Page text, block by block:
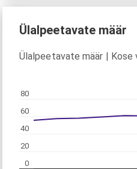
Ülalpeetavate määr
Ülalpeetavate määr | Kose
0
20
40
60
80